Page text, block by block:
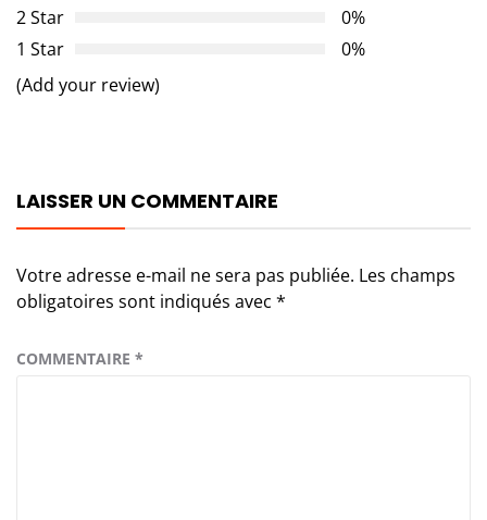
2 Star
0%
1 Star
0%
(Add your review)
LAISSER UN COMMENTAIRE
Votre adresse e-mail ne sera pas publiée. Les champs
obligatoires sont indiqués avec *
COMMENTAIRE *